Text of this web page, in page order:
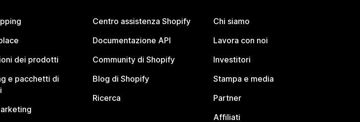
dei prodotti
e pacchetti di
Centro assistenza Shopify
Documentazione API
Community di Shopify
Blog di Shopify
Ricerca
Chi siamo
Lavora con noi
Investitori
Stampa e media
Partner
Affiliati